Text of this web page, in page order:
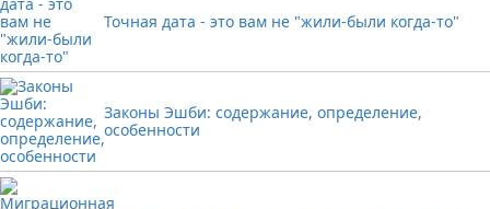
Точная дата - это вам не "жили-были когда-то"
Законы Эшби: содержание, определение,
особенности